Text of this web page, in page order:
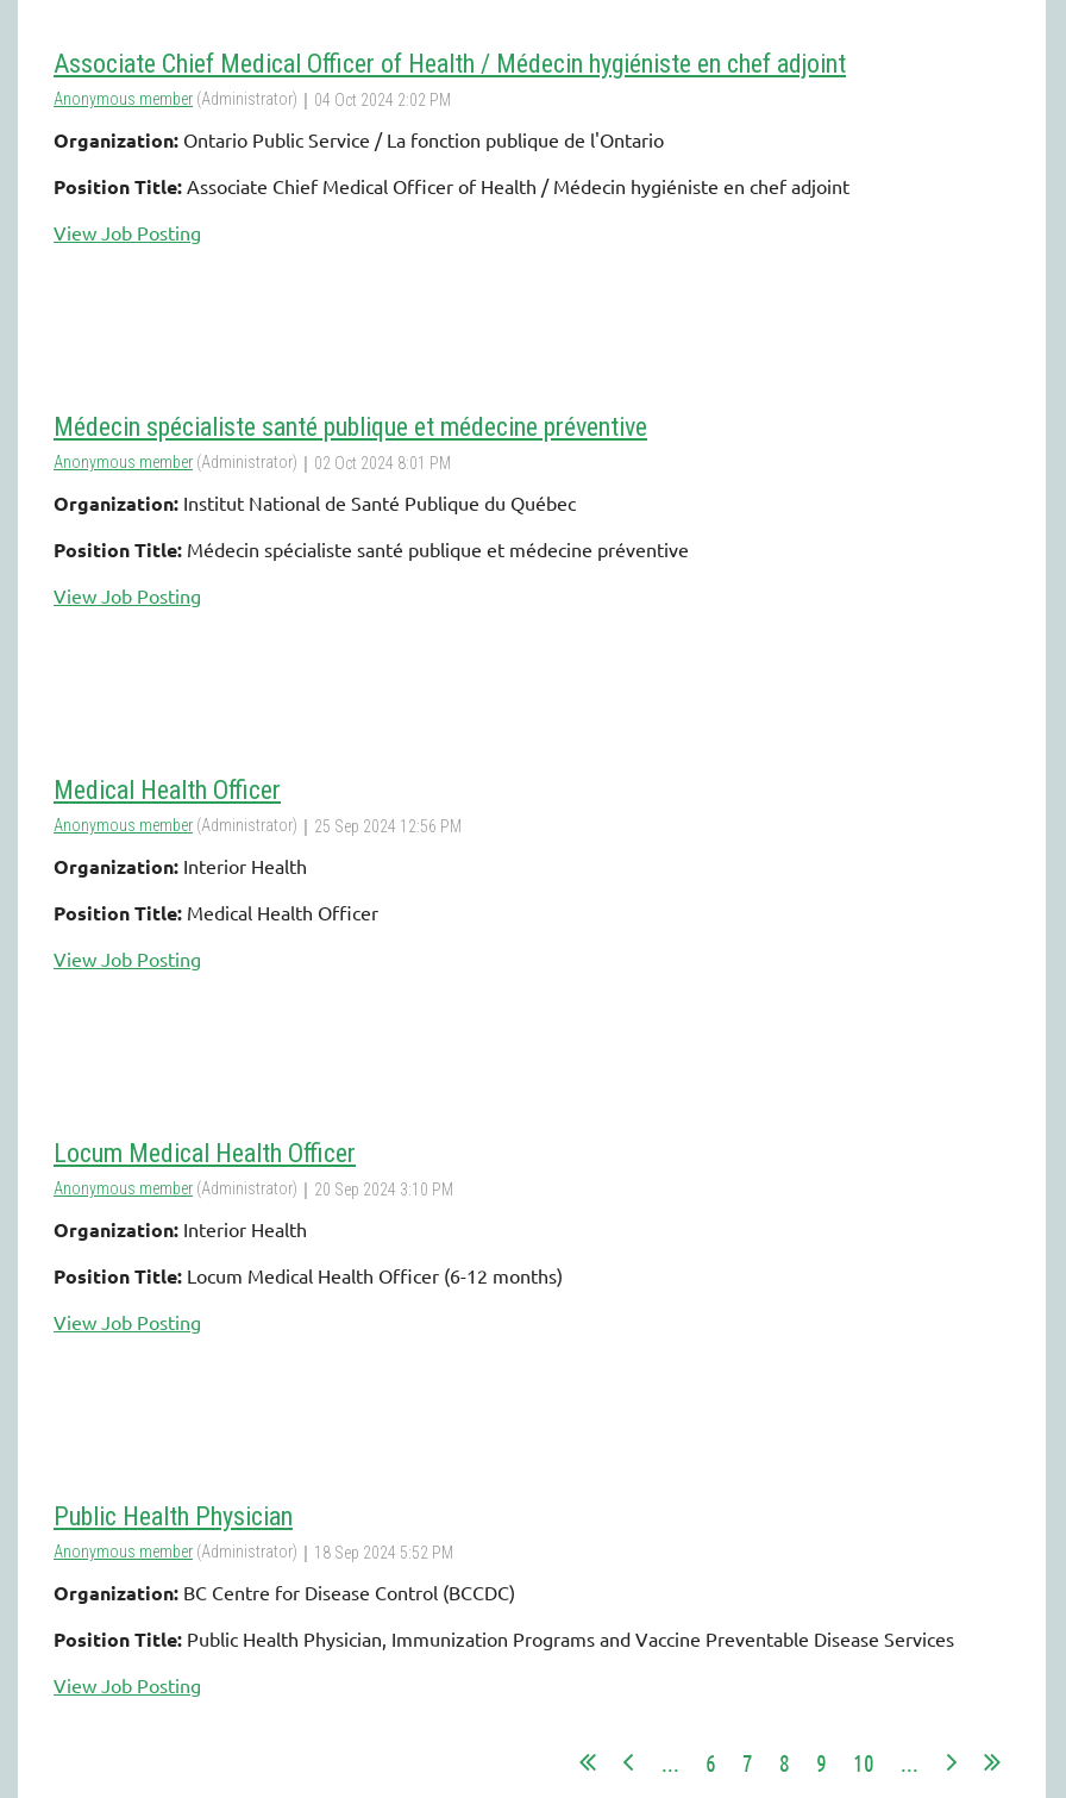
Associate Chief Medical Officer of Health / Médecin hygiéniste en chef adjoint
Organization: Ontario Public Service / La fonction publique de l'Ontario
Position Title: Associate Chief Medical Officer of Health / Médecin hygiéniste en chef adjoint
View Job Posting
Médecin spécialiste santé publique et médecine préventive
Organization: Institut National de Santé Publique du Québec
Position Title: Médecin spécialiste santé publique et médecine préventive
View Job Posting
Medical Health Officer
Organization: Interior Health
Position Title: Medical Health Officer
View Job Posting
Locum Medical Health Officer
Organization: Interior Health
Position Title: Locum Medical Health Officer (6-12 months)
View Job Posting
Public Health Physician
Organization: BC Centre for Disease Control (BCCDC)
Position Title: Public Health Physician, Immunization Programs and Vaccine Preventable Disease Services
View Job Posting
... 6 7 8 9 10 ...